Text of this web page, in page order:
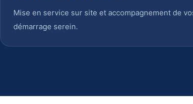
Mise en service sur site et accompagnement de
démarrage serein.